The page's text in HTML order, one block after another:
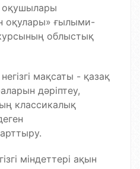
оқушылары
оқулары» ғылыми-
облыстық
мақсаты - қазақ
дәріптеу,
классикалық
міндеттері ақын